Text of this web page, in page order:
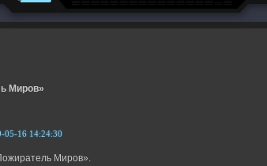
Миров»
05-16 14:24:30
Миров».